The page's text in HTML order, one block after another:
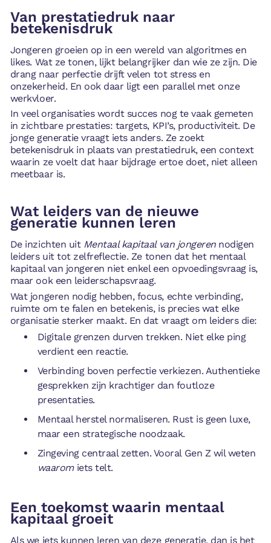
Van prestatiedruk naar
betekenisdruk
Jongeren groeien op in een wereld van algoritmes en
likes. Wat ze tonen, lijkt belangrijker dan wie ze zijn. Die
drang naar perfectie drijft velen tot stress en
onzekerheid. En ook daar ligt een parallel met onze
werkvloer.
In veel organisaties wordt succes nog te vaak gemeten
in zichtbare prestaties: targets, KPI’s, productiviteit. De
jonge generatie vraagt iets anders. Ze zoekt
betekenisdruk in plaats van prestatiedruk, een context
waarin ze voelt dat haar bijdrage ertoe doet, niet alleen
meetbaar is.
Wat leiders van de nieuwe
generatie kunnen leren
De inzichten uit Mentaal kapitaal van jongerennodigen
leiders uit tot zelfreflectie. Ze tonen dat het mentaal
kapitaal van jongeren niet enkel een opvoedingsvraag is,
maar ook een leiderschapsvraag.
Wat jongeren nodig hebben, focus, echte verbinding,
ruimte om te falen en betekenis, is precies wat elke
organisatie sterker maakt. En dat vraagt om leiders die:
Digitale grenzen durven trekken. Niet elke ping
verdient een reactie.
Verbinding boven perfectie verkiezen. Authentieke
gesprekken zijn krachtiger dan foutloze
presentaties.
Mentaal herstel normaliseren. Rust is geen luxe,
maar een strategische noodzaak.
Zingeving centraal zetten. Vooral Gen Z wil weten
waaromiets telt.
Een toekomst waarin mentaal
kapitaal groeit
Als we iets kunnen leren van deze generatie, dan is het